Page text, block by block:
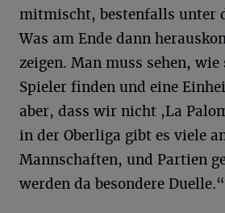
mitmischt, bestenfalls unter
Was am Ende dann
zeigen. Man muss sehen,
Spieler finden und eine
aber, dass wir nicht ,La
in der Oberliga gibt es viele
Mannschaften, und Partien
werden da besondere Duelle.“